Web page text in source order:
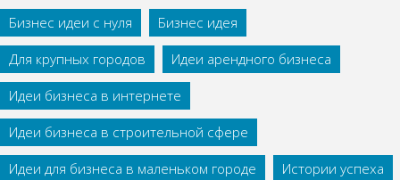
Бизнес идеи с нуля
Бизнес идея
Для крупных городов
Идеи арендного бизнеса
Идеи бизнеса в интернете
Идеи бизнеса в строительной сфере
Идеи для бизнеса в маленьком городе
Истории успеха